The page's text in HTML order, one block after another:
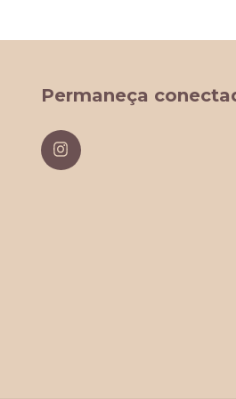
Permaneça